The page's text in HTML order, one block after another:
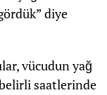
diye
vücudun yağ
saatlerinde